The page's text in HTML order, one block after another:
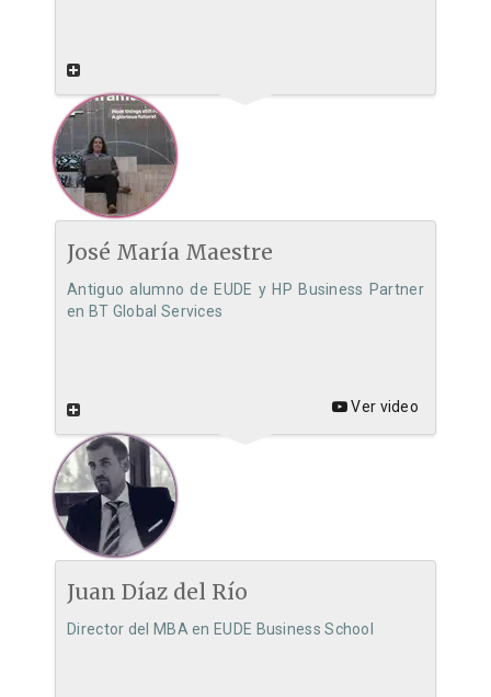
José María Maestre
Antiguo alumno de EUDE y HP Business Partner
en BT Global Services
Ver video
Juan Díaz del Río
Director del MBA en EUDE Business School